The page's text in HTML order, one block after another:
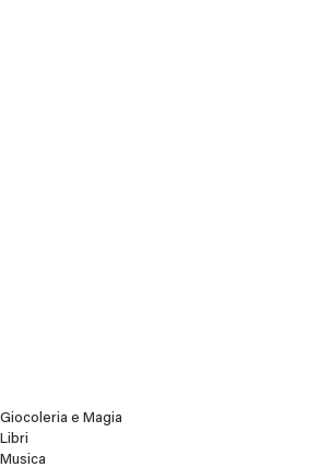
Giocoleria e Magia
Libri
Musica